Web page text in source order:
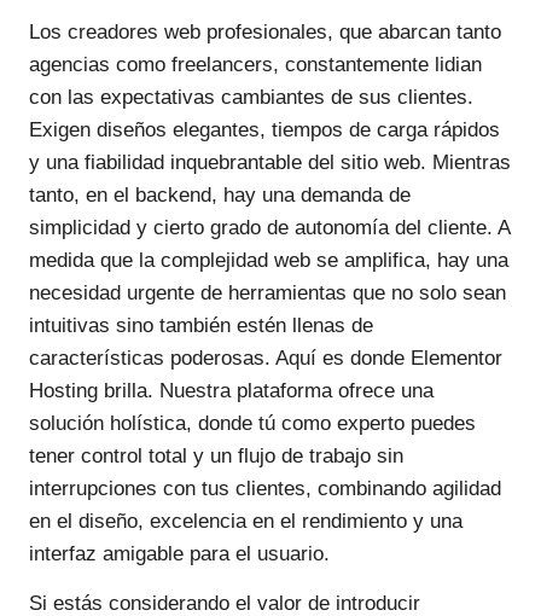
Los creadores web profesionales, que abarcan tanto
agencias como freelancers, constantemente lidian
con las expectativas cambiantes de sus clientes.
Exigen diseños elegantes, tiempos de carga rápidos
y una fiabilidad inquebrantable del sitio web. Mientras
tanto, en el backend, hay una demanda de
simplicidad y cierto grado de autonomía del cliente. A
medida que la complejidad web se amplifica, hay una
necesidad urgente de herramientas que no solo sean
intuitivas sino también estén llenas de
características poderosas. Aquí es donde Elementor
Hosting brilla. Nuestra plataforma ofrece una
solución holística, donde tú como experto puedes
tener control total y un flujo de trabajo sin
interrupciones con tus clientes, combinando agilidad
en el diseño, excelencia en el rendimiento y una
interfaz amigable para el usuario.
Si estás considerando el valor de introducir